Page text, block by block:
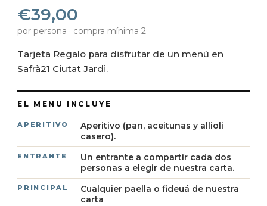
€39,00
por persona · compra mínima 2
Tarjeta Regalo para disfrutar de un menú en
Safrà21 Ciutat Jardi.
Aperitivo (pan, aceitunas y allioli
casero).
Un entrante a compartir cada dos
personas a elegir de nuestra carta.
Cualquier paella o fideuá de nuestra
carta